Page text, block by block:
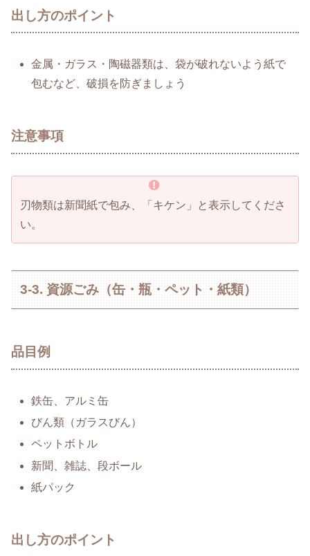
出し方のポイント
金属・ガラス・陶磁器類は、袋が破れないよう紙で
包むなど、破損を防ぎましょう
注意事項
刃物類は新聞紙で包み、「キケン」と表示してくださ
い。
3-3. 資源ごみ（缶・瓶・ペット・紙類）
品目例
鉄缶、アルミ缶
びん類（ガラスびん）
ペットボトル
新聞、雑誌、段ボール
紙パック
出し方のポイント